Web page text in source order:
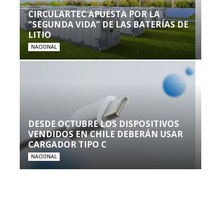
CIRCULARTEC APUESTA POR LA
“SEGUNDA VIDA” DE LAS BATERÍAS DE
LITIO
NACIONAL
DESDE OCTUBRE LOS DISPOSITIVOS
VENDIDOS EN CHILE DEBERÁN USAR
CARGADOR TIPO C
NACIONAL